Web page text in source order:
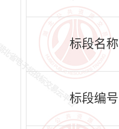
标段名称
标段编号